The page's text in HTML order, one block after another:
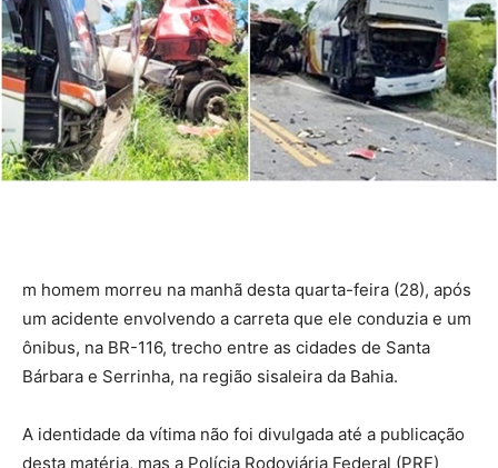
m homem morreu na manhã desta quarta-feira (28), após
um acidente envolvendo a carreta que ele conduzia e um
ônibus, na BR-116, trecho entre as cidades de Santa
Bárbara e Serrinha, na região sisaleira da Bahia.
A identidade da vítima não foi divulgada até a publicação
desta matéria, mas a Polícia Rodoviária Federal (PRF)